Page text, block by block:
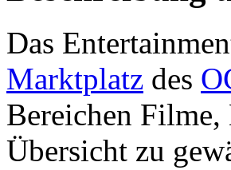
Das
Marktplatz des
Bereichen
Übersicht zu